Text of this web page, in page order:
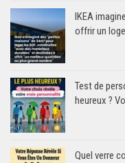
IKEA
offrir un
Test de
heureux ?
Quel verre